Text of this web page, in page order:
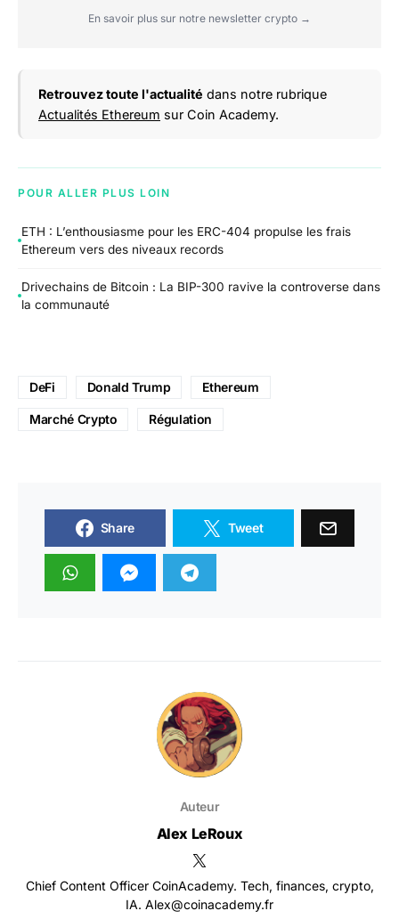
En savoir plus sur notre newsletter crypto →
Retrouvez toute l'actualité dans notre rubrique
Actualités Ethereum sur Coin Academy.
POUR ALLER PLUS LOIN
ETH : L’enthousiasme pour les ERC-404 propulse les frais
Ethereum vers des niveaux records
Drivechains de Bitcoin : La BIP-300 ravive la controverse dans
la communauté
DeFi Donald Trump Ethereum
Marché Crypto Régulation
Share Tweet
Auteur
Alex LeRoux
Chief Content Officer CoinAcademy. Tech, finances, crypto,
IA. Alex@coinacademy.fr